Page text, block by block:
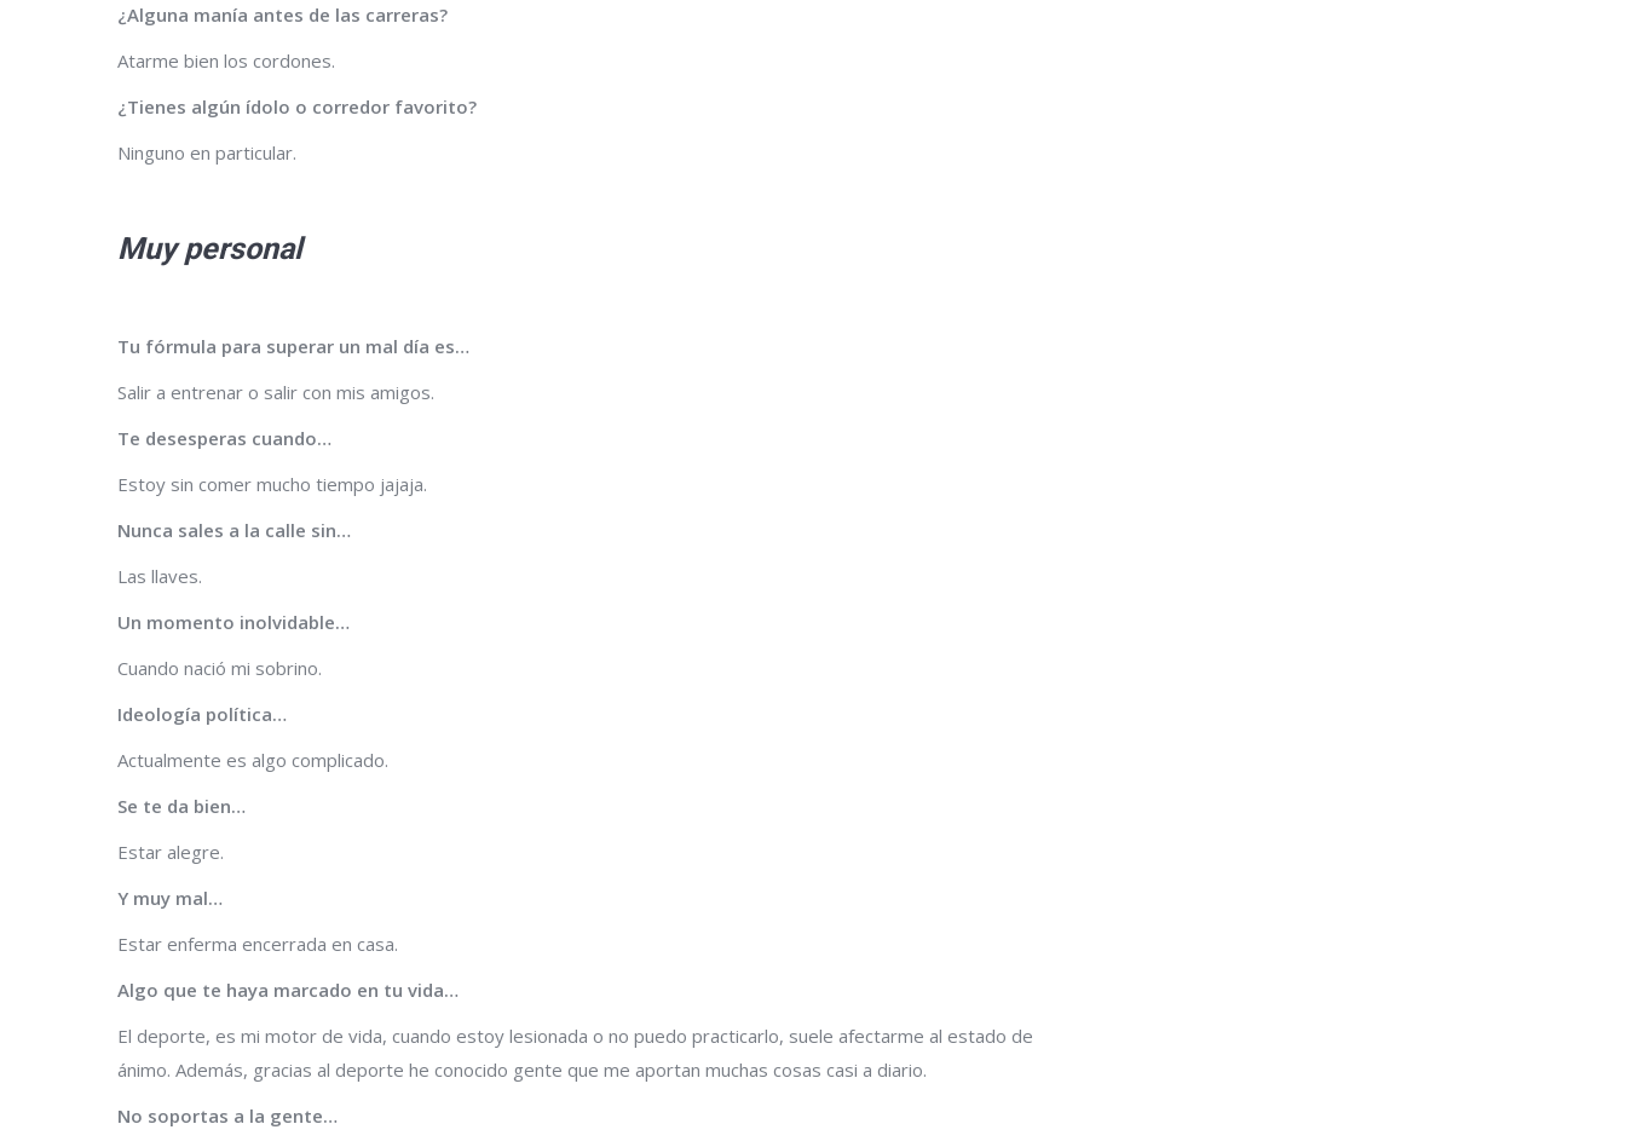
¿Alguna manía antes de las carreras?
Atarme bien los cordones.
¿Tienes algún ídolo o corredor favorito?
Ninguno en particular.
Muy personal
Tu fórmula para superar un mal día es…
Salir a entrenar o salir con mis amigos.
Te desesperas cuando…
Estoy sin comer mucho tiempo jajaja.
Nunca sales a la calle sin…
Las llaves.
Un momento inolvidable…
Cuando nació mi sobrino.
Ideología política…
Actualmente es algo complicado.
Se te da bien…
Estar alegre.
Y muy mal…
Estar enferma encerrada en casa.
Algo que te haya marcado en tu vida…
El deporte, es mi motor de vida, cuando estoy lesionada o no puedo practicarlo, suele afectarme al estado de
ánimo. Además, gracias al deporte he conocido gente que me aportan muchas cosas casi a diario.
No soportas a la gente…